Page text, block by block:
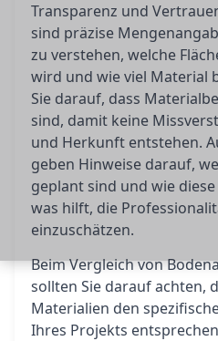
Transparenz und
sind präzise
zu verstehen, welche
wird und wie viel Material
Sie darauf, dass
sind, damit keine
und Herkunft entstehen.
geben Hinweise darauf,
geplant sind und wie
was hilft, die
einzuschätzen.
Beim Vergleich von
sollten Sie darauf achten,
Materialien den
Ihres Projekts